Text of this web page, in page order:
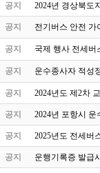
공지 2024년 경상북도
공지 전기버스 안전 가
공지 국제 행사 전세버
공지 운수종사자 적성
공지 2024년도 제2차
공지 2024년 포항시
공지 2025년도 전세버
공지 운행기록증 발급